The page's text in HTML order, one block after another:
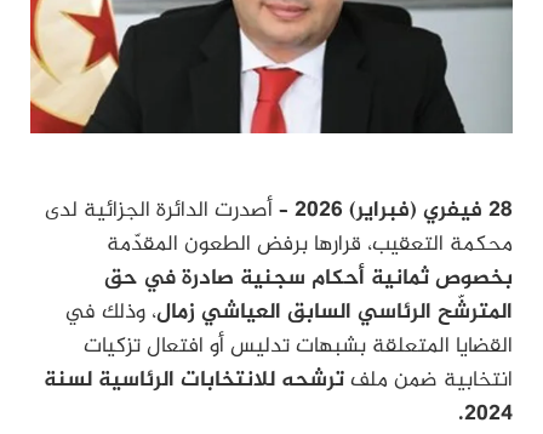
28 فيفري (فبراير) 2026 –
أصدرت الدائرة الجزائية لدى
محكمة التعقيب، قرارها برفض الطعون المقدّمة
بخصوص ثمانية أحكام سجنية صادرة في حق
المترشّح الرئاسي السابق العياشي زمال، وذلك في
القضايا المتعلقة بشبهات تدليس أو افتعال تزكيات
انتخابية ضمن ملفترشحه للانتخابات الرئاسية لسنة
2024.